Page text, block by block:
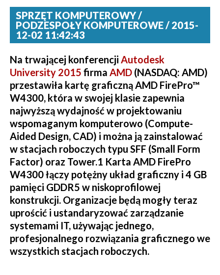
SPRZĘT KOMPUTEROWY /
PODZESPOŁY KOMPUTEROWE / 2015-
12-02 11:42:43
Na trwającej konferencji Autodesk
University 2015 firma AMD (NASDAQ: AMD)
przestawiła kartę graficzną AMD FirePro™
W4300, która w swojej klasie zapewnia
najwyższą wydajność w projektowaniu
wspomaganym komputerowo (Compute-
Aided Design, CAD) i można ją zainstalować
w stacjach roboczych typu SFF (Small Form
Factor) oraz Tower.1 Karta AMD FirePro
W4300 łączy potężny układ graficzny i 4 GB
pamięci GDDR5 w niskoprofilowej
konstrukcji. Organizacje będą mogły teraz
uprościć i ustandaryzować zarządzanie
systemami IT, używając jednego,
profesjonalnego rozwiązania graficznego we
wszystkich stacjach roboczych.